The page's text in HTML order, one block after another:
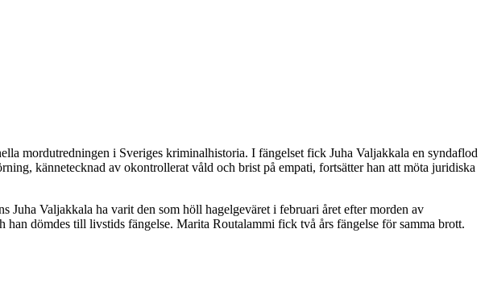
mordutredningen i Sveriges kriminalhistoria. I fängelset fick Juha Valjakkala en syndaflod
kännetecknad av okontrollerat våld och brist på empati, fortsätter han att möta juridiska
Juha Valjakkala ha varit den som höll hagelgeväret i februari året efter morden av
dömdes till livstids fängelse. Marita Routalammi fick två års fängelse för samma brott.